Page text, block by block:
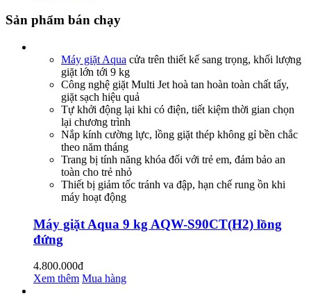
Sản phẩm bán chạy
Máy giặt Aqua cửa trên thiết kế sang trọng, khối lượng
giặt lớn tới 9 kg
Công nghệ giặt Multi Jet hoà tan hoàn toàn chất tẩy,
giặt sạch hiệu quả
Tự khởi động lại khi có điện, tiết kiệm thời gian chọn
lại chương trình
Nắp kính cường lực, lồng giặt thép không gỉ bền chắc
theo năm tháng
Trang bị tính năng khóa đối với trẻ em, đảm bảo an
toàn cho trẻ nhỏ
Thiết bị giảm tốc tránh va đập, hạn chế rung ồn khi
máy hoạt động
Máy giặt Aqua 9 kg AQW-S90CT(H2) lồng
đứng
4.800.000đ
Xem thêm Mua hàng